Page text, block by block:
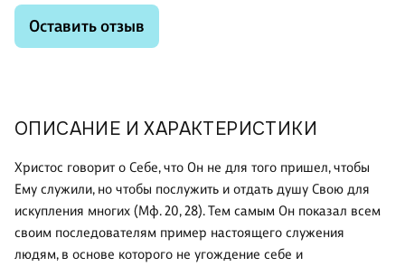
ОПИСАНИЕ И ХАРАКТЕРИСТИКИ
Христос говорит о Себе, что Он не для того пришел, чтобы
Ему служили, но чтобы послужить и отдать душу Свою для
искупления многих (Мф. 20, 28). Тем самым Он показал всем
своим последователям пример настоящего служения
людям, в основе которого не угождение себе и
Оставить отзыв